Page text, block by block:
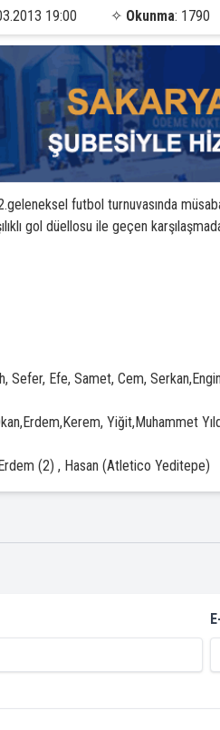
19:00 ✧ Okunma: 1790
futbol turnuvasında
gol düellosu ile geçen
Sefer, Efe, Samet, Cem,
Yiğit,Muhammet
(2) , Hasan (Atletico Yeditepe)